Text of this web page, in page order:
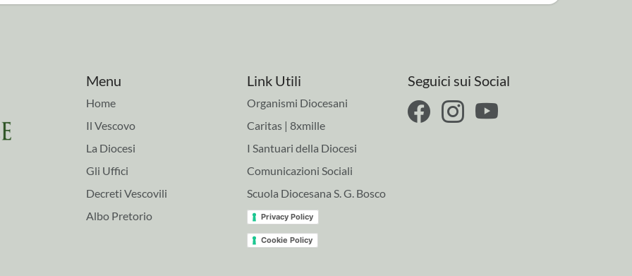
Menu
Home
Il Vescovo
La Diocesi
Gli Uffici
Decreti Vescovili
Albo Pretorio
Link Utili
Organismi Diocesani
Caritas | 8xmille
I Santuari della Diocesi
Comunicazioni Sociali
Scuola Diocesana S. G. Bosco
Privacy Policy
Cookie Policy
Seguici sui Social